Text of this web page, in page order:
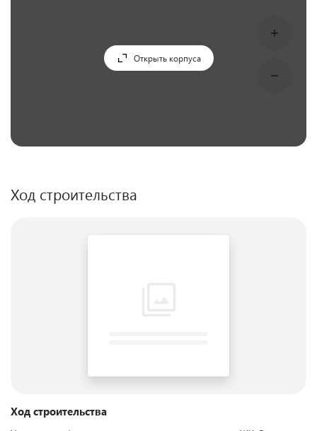
Открыть корпуса
Ход строительства
Ход строительства